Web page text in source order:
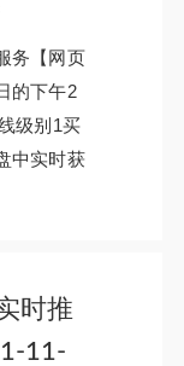
务【网页
的下午2
级别1买
中实时获
时推
11-